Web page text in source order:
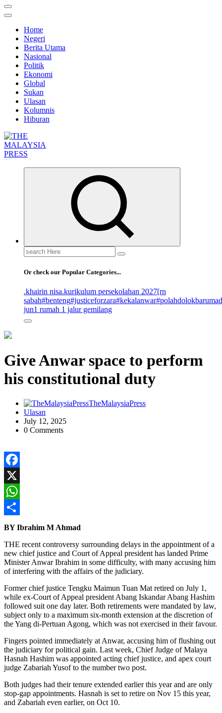
Home
Negeri
Berita Utama
Nasional
Politik
Ekonomi
Global
Sukan
Ulasan
Kolumnis
Hiburan
Search
for:
Or check our Popular Categories...
.khairin nisa.kurikulum persekolahan 2027[rn
sabah#benteng#justiceforzara#kekalanwar
jun1 rumah 1 jalur gemilang
Give Anwar space to perform
his constitutional duty
TheMalaysiaPress
Ulasan
July 12, 2025
0 Comments
Facebook
X
WhatsApp
Share
BY Ibrahim M Ahmad
THE recent controversy surrounding delays in the appointment of a
new chief justice and Court of Appeal president has landed Prime
Minister Anwar Ibrahim in some difficulty, with many accusing him
of interfering with the affairs of the judiciary.
Former chief justice Tengku Maimun Tuan Mat retired on July 1,
while ex-Court of Appeal president Abang Iskandar Abang Hashim
followed suit one day later. Both retirements were mandated by law,
subject only to a maximum six-month extension at the discretion of
the Yang di-Pertuan Agong, which was not exercised in their favour.
Fingers pointed immediately at Anwar, accusing him of flushing out
the judiciary for political gain. Last week, Chief Judge of Malaya
Hasnah Hashim was appointed acting chief justice, and apex court
judge Zabariah Yusof to the number two post.
Both judges had their tenure extended earlier this year and are only
stop-gap appointments. Hasnah is set to retire on Nov 15 this year,
and Zabariah even earlier, on Oct 10.